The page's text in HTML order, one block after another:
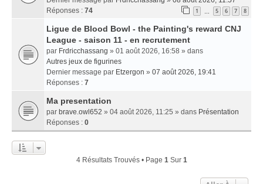
Réponses : 74 1 5 6 7 8
Ligue de Blood Bowl - the Painting's reward CNJ
League - saison 11 - en recrutement
par Frdricchassang » 01 août 2026, 16:58 » dans
Autres jeux de figurines
Dernier message par Etzergon » 07 août 2026, 19:41
Réponses : 7
Ma presentation
par brave.owl652 » 04 août 2026, 11:25 » dans Présentation
Réponses : 0
4 Résultats Trouvés • Page 1Sur 1